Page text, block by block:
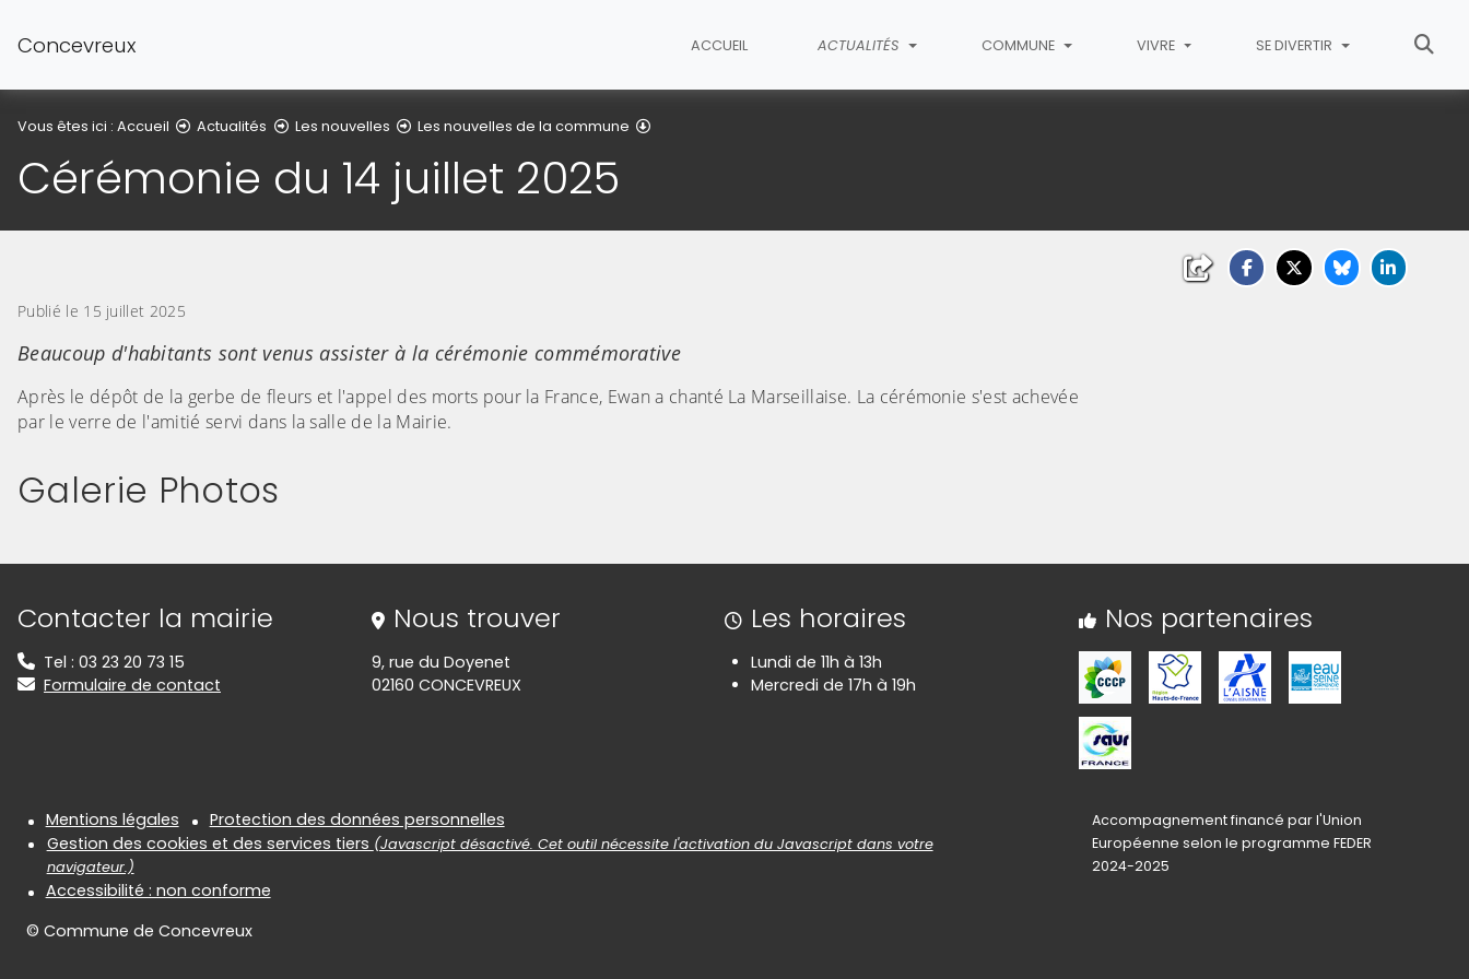
Concevreux ACCUEIL ACTUALITÉS COMMUNE VIVRE SE DIVERTIR
Vous êtes ici : Accueil Actualités Les nouvelles Les nouvelles de la commune
Cérémonie du 14 juillet 2025
Publié le 15 juillet 2025
Beaucoup d'habitants sont venus assister à la cérémonie commémorative
Après le dépôt de la gerbe de fleurs et l'appel des morts pour la France, Ewan a chanté La Marseillaise. La cérémonie s'est achevée
par le verre de l'amitié servi dans la salle de la Mairie.
Galerie Photos
Informations de contact
Contacter la mairie
Tel : 03 23 20 73 15
Formulaire de contact
Nous trouver
9, rue du Doyenet
02160 CONCEVREUX
Les horaires
Lundi de 11h à 13h
Mercredi de 17h à 19h
Nos partenaires
Informations réglementaires
Mentions légales
Protection des données personnelles
Gestion des cookies et des services tiers (Javascript désactivé. Cet outil nécessite l'activation du Javascript dans votre
navigateur.)
Accessibilité : non conforme
© Commune de Concevreux
Accompagnement financé par l'Union
Européenne selon le programme FEDER
2024-2025